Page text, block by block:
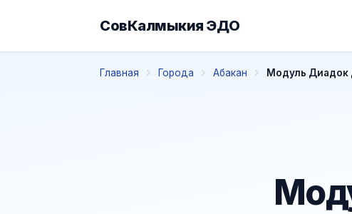
СовКалмыкия ЭДО
Главная Города Абакан Модуль Диадок